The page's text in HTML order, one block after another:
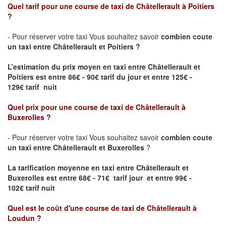
Quel tarif pour une course de taxi de Châtellerault à Poitiers
?
- Pour réserver votre taxi Vous souhaitez savoir combien coute
un taxi entre Châtellerault et Poitiers ?
L’estimation du prix moyen en taxi entre Châtellerault et
Poitiers est entre 86€ - 90€ tarif du jour et entre 125€ -
129€ tarif nuit
Quel prix pour une course de taxi de Châtellerault à
Buxerolles ?
- Pour réserver votre taxi Vous souhaitez savoir combien coute
un taxi entre Châtellerault et Buxerolles ?
La tarification moyenne en taxi entre Châtellerault et
Buxerolles est entre 68€ - 71€ tarif jour et entre 99€ -
102€ tarif nuit
Quel est le coût d'une course de taxi de Châtellerault à
Loudun ?